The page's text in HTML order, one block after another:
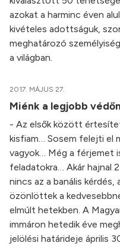
azokat a harminc éven
kivételes adottságuk,
meghatározó
a világban.
2017. MÁJUS 27.
Miénk a legjobb
- Az elsők között
kisfiam… Sosem felejti el
vagyok… Még a férjemet
feladatokra… Akár hajnal
nincs az a banális kérdés,
özönlöttek a
elmúlt hetekben. A
immáron hetedik éve
jelölési határideje április